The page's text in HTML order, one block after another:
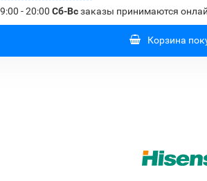
- 20:00 Сб-Всзаказы принимаются
Корзина